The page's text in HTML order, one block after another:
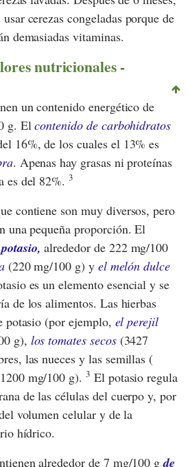
cerezas congeladas porque de
demasiadas vitaminas.
nutricionales -
un contenido energético de
g. Elcontenido de carbohidratos
16%, de los cuales el 13% es
. Apenas hay grasas ni proteínas
es del 82%.3
contiene son muy diversos, pero
una pequeña proporción. El
potasio, alrededor de 222 mg/100
(220 mg/100 g) y el melón dulce
es un elemento esencial y se
de los alimentos. Las hierbas
potasio (por ejemplo, el perejil
g), los tomates secos(3427
las nueces y las semillas (
mg/100 g).3 El potasio regula
de las células del cuerpo y, por
volumen celular y de la
hídrico.
alrededor de 7 mg/100 gde